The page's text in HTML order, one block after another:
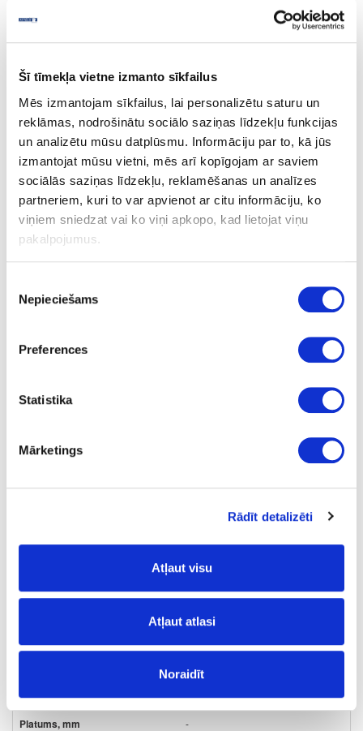
Šī tīmekļa vietne izmanto sīkfailus
Mēs izmantojam sīkfailus, lai personalizētu saturu un
reklāmas, nodrošinātu sociālo saziņas līdzekļu funkcijas
un analizētu mūsu datplūsmu. Informāciju par to, kā jūs
izmantojat mūsu vietni, mēs arī kopīgojam ar saviem
sociālās saziņas līdzekļu, reklamēšanas un analīzes
partneriem, kuri to var apvienot ar citu informāciju, ko
viņiem sniedzat vai ko viņi apkopo, kad lietojat viņu
pakalpojumus.
izvēle
Nepieciešams
Preferences
Statistika
Mārketings
Rādīt detalizēti
Atļaut visu
Atļaut atlasi
Noraidīt
Uzdot jautājumu
Nosūtīt saiti uz produktu
izejošais 28-WE14153405549
Atkritumu tvertne JC607
Gab.
pelēka
Fasādes turētāji atkritumu tvertnei
Komplekts
-
-